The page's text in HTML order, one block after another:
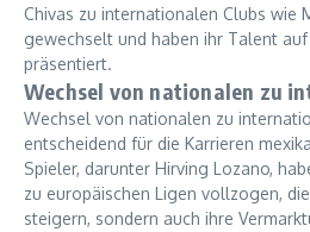
Chivas zu internationalen Clubs wie
gewechselt und haben ihr Talent
präsentiert.
Wechsel von nationalen zu
Wechsel von nationalen zu
entscheidend für die Karrieren
Spieler, darunter Hirving Lozano,
zu europäischen Ligen vollzogen,
steigern, sondern auch ihre